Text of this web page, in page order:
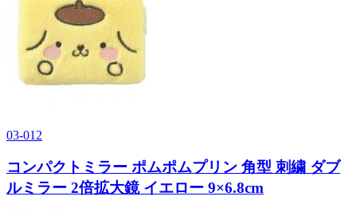
03-012
コンパクトミラー ポムポムプリン 角型 刺繍 ダブ
ルミラー 2倍拡大鏡 イエロー 9×6.8cm